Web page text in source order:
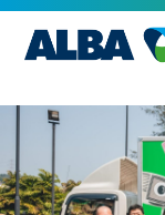
Skip
content